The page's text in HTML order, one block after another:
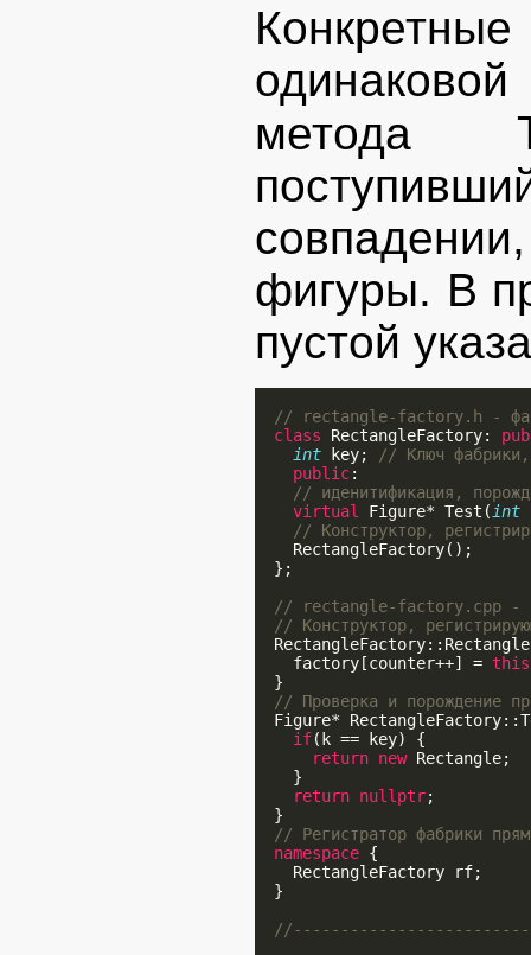
метода
фигуры. В
пустой
// rectangle-factory.h -
class RectangleFactory:
int key;
// Ключ фабрики,
public:
// иденитификация,
virtual
Figure* Test( int
// Конструктор,
    RectangleFactory();
  };
// rectangle-factory.cpp -
// Конструктор,
    factory[counter++] =
this
  }
// Проверка и порождение
Figure*
if(k == key) {
return new Rectangle;
    }
return nullptr;
  }
// Регистратор фабрики
namespace {
    RectangleFactory rf;
  }